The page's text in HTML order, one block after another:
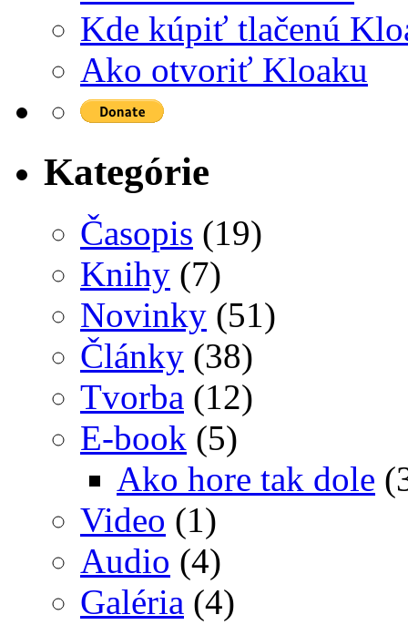
Kde kúpiť tlačenú
Ako otvoriť Kloaku
Kategórie
Časopis (19)
Knihy (7)
Novinky (51)
Články (38)
Tvorba (12)
E-book (5)
Ako hore tak dole
Video (1)
Audio (4)
Galéria (4)